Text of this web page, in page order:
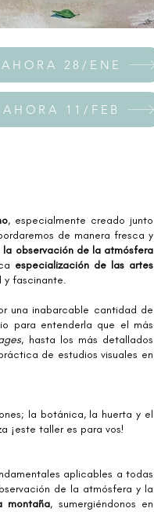
28/ENE
AHORA 11/FEB
, especialmente creado junto
de manera fresca y
la observación de la atmósfera
especialización de las artes
y fascinante.
una inabarcable cantidad de
para entenderla que el más
, hasta los más detallados
de estudios visuales en
la botánica, la huerta y el
¡este taller es para vos!
aplicables a todas
de la atmósfera y la
montaña, sumergiéndonos en